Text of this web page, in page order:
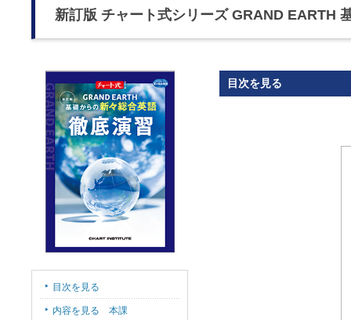
新訂版 チャート式シリーズ GRAND EARTH
目次を見る
目次を見る
内容を見る 本課